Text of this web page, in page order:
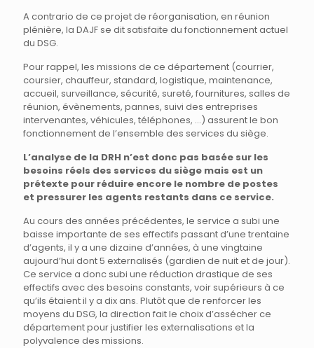
A contrario de ce projet de réorganisation, en réunion
plénière, la DAJF se dit satisfaite du fonctionnement actuel
du DSG.
Pour rappel, les missions de ce département (courrier,
coursier, chauffeur, standard, logistique, maintenance,
accueil, surveillance, sécurité, sureté, fournitures, salles de
réunion, évènements, pannes, suivi des entreprises
intervenantes, véhicules, téléphones, …) assurent le bon
fonctionnement de l’ensemble des services du siège.
L’analyse de la DRH n’est donc pas basée sur les
besoins réels des services du siège mais est un
prétexte pour réduire encore le nombre de postes
et pressurer les agents restants dans ce service.
Au cours des années précédentes, le service a subi une
baisse importante de ses effectifs passant d’une trentaine
d’agents, il y a une dizaine d’années, à une vingtaine
aujourd’hui dont 5 externalisés (gardien de nuit et de jour).
Ce service a donc subi une réduction drastique de ses
effectifs avec des besoins constants, voir supérieurs à ce
qu’ils étaient il y a dix ans. Plutôt que de renforcer les
moyens du DSG, la direction fait le choix d’assécher ce
département pour justifier les externalisations et la
polyvalence des missions.